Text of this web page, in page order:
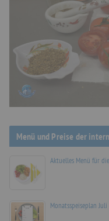
Menü und Preise der
Aktuelles Menü für
Monatsspeiseplan